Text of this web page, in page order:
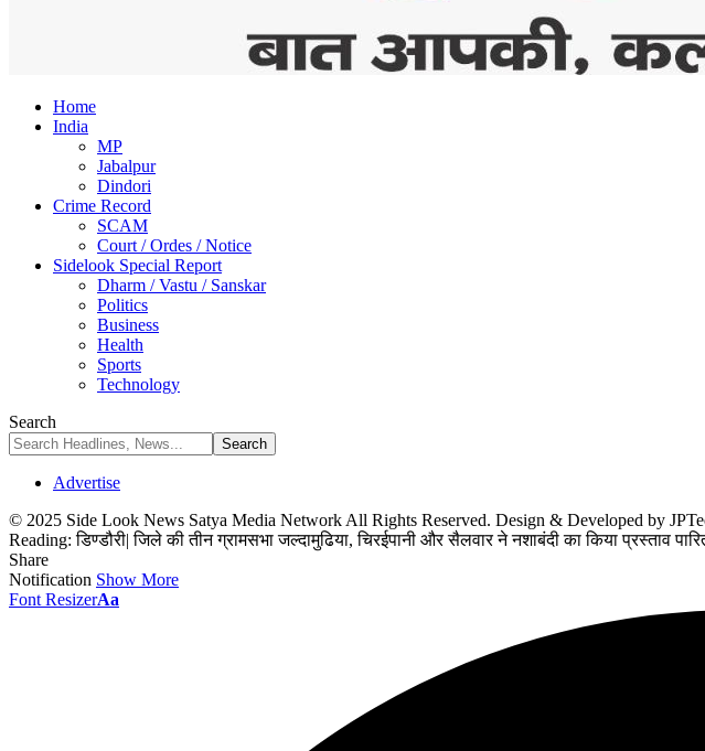
Home
India
MP
Jabalpur
Dindori
Crime Record
SCAM
Court / Ordes / Notice
Sidelook Special Report
Dharm / Vastu / Sanskar
Politics
Business
Health
Sports
Technology
Search
Advertise
© 2025 Side Look News Satya Media Network All Rights Reserved. Design & Developed by
Reading: डिण्डौरी| जिले की तीन ग्रामसभा जल्दामुढिया, चिरईपानी और सैलवार ने नशाबंदी का किया प्रस्ताव
Share
Notification Show More
Font ResizerAa